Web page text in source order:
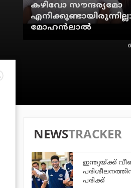
കഴിവോ സൗന്ദര്യമോ
എനിക്കുണ്ടായിരുന്നില്ല:
മോഹൻലാൽ
NEWSTRACKER
ഇന്ത്യയ്ക്ക്
പരിക്ക്